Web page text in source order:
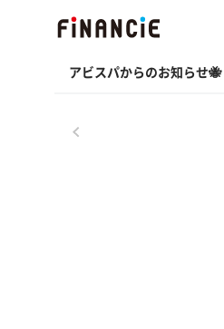
アビスパからのお知らせ🐝